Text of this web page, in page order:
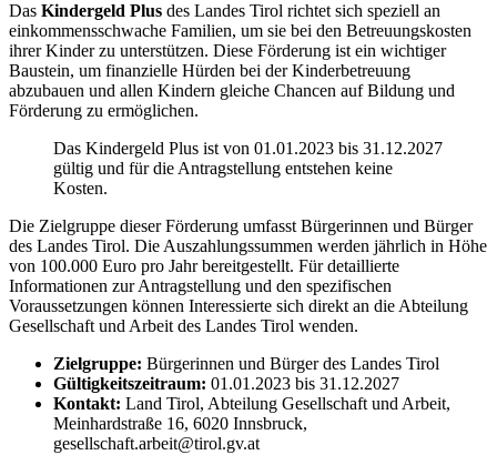
Das Kindergeld Plus des Landes Tirol richtet sich speziell an
einkommensschwache Familien, um sie bei den Betreuungskosten
ihrer Kinder zu unterstützen. Diese Förderung ist ein wichtiger
Baustein, um finanzielle Hürden bei der Kinderbetreuung
abzubauen und allen Kindern gleiche Chancen auf Bildung und
Förderung zu ermöglichen.
Das Kindergeld Plus ist von 01.01.2023 bis 31.12.2027
gültig und für die Antragstellung entstehen keine
Kosten.
Die Zielgruppe dieser Förderung umfasst Bürgerinnen und Bürger
des Landes Tirol. Die Auszahlungssummen werden jährlich in Höhe
von 100.000 Euro pro Jahr bereitgestellt. Für detaillierte
Informationen zur Antragstellung und den spezifischen
Voraussetzungen können Interessierte sich direkt an die Abteilung
Gesellschaft und Arbeit des Landes Tirol wenden.
Zielgruppe: Bürgerinnen und Bürger des Landes Tirol
Gültigkeitszeitraum: 01.01.2023 bis 31.12.2027
Kontakt: Land Tirol, Abteilung Gesellschaft und Arbeit,
Meinhardstraße 16, 6020 Innsbruck,
gesellschaft.arbeit@tirol.gv.at